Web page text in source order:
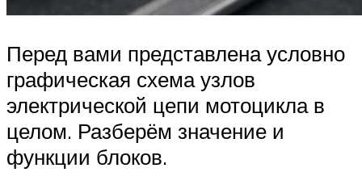
Перед вами представлена условно
графическая схема узлов
электрической цепи мотоцикла в
целом. Разберём значение и
функции блоков.